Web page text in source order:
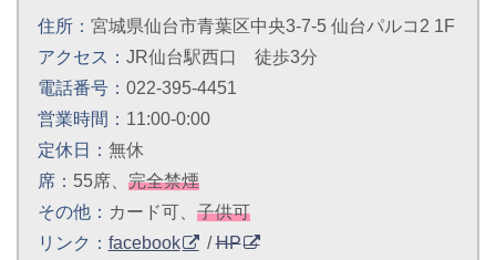
住所： 宮城県仙台市青葉区中央3-7-5 仙台パルコ2 1F
アクセス： JR仙台駅西口 徒歩3分
電話番号： 022-395-4451
営業時間： 11:00-0:00
定休日： 無休
席： 55席、 完全禁煙
その他： カード可、 子供可
リンク： facebook /HP